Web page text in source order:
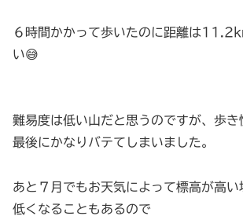
６時間かかって歩いたのに距離は
い😅
難易度は低い山だと思うのですが、歩き
最後にかなりバテてしまいました。
あと７月でもお天気によって標高が高
低くなることもあるので